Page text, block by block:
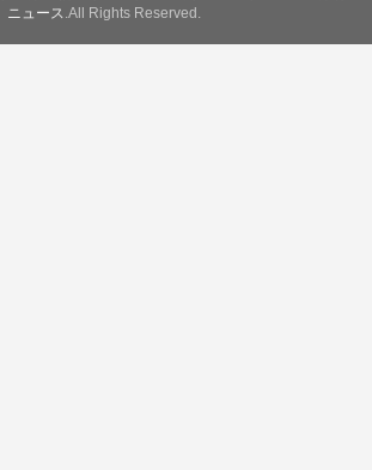
ニュース .All Rights Reserved.